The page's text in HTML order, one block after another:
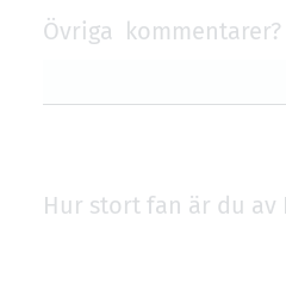
Övriga kommentarer?
Hur stort fan är du av